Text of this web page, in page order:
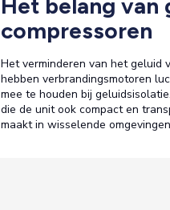
Het belang
compressoren
Het verminderen van het geluid
hebben verbrandingsmotoren
mee te houden bij
die de unit ook compact en
maakt in wisselende